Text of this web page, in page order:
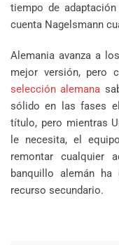
tiempo de
cuenta Nagelsmann
Alemania avanza a
mejor versión, pero
selección alemana
sólido en las fases
título, pero mientras
le necesita, el
remontar cualquier
banquillo alemán
recurso secundario.